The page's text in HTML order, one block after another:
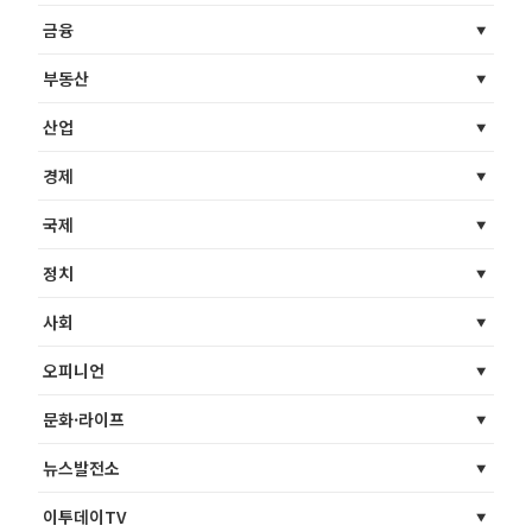
금융
부동산
산업
경제
국제
정치
사회
오피니언
문화·라이프
뉴스발전소
이투데이TV